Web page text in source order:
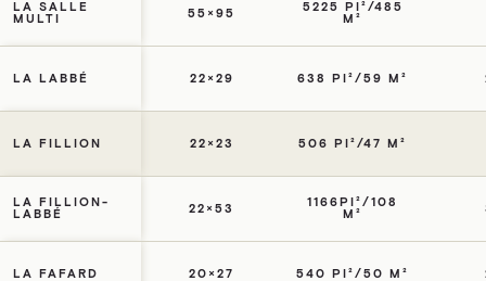
LA SALLE
MULTI
55×95
5225 PI²/485
M²
LA LABBÉ 22×29 638 PI²/59 M²
LA FILLION 22×23 506 PI²/47 M²
LA FILLION-
LABBÉ
22×53
1166PI²/108
M²
LA FAFARD 20×27 540 PI²/50 M²